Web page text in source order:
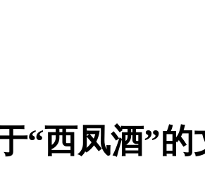
“西凤酒”的